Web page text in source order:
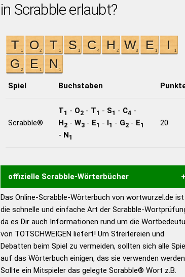
in Scrabble erlaubt?
Spiel Buchstaben
Scrabble®
T1 - O2- T1 - S1 - C4 -
H2- W3- E1 - I1 - G2- E1
- N1
20
offizielle Scrabble-Wörterbücher
Wortwurzel liefert mit Hilfe eines semantischen
Wortanalyse-Algorithmus gute Anhaltspunkte zu
Wortbedeutung, Worttrennung und Wortform, um die
Gültigkeit eines Wortes für das Scrabble-Spiel zu
bestimmen!
zugelassene Turnier Scrabble-
Wörterbücher sind:
Das Online-Scrabble-Wörterbuch von wortwurzel.de ist
die schnelle und einfache Art der Scrabble-
da es Dir auch Informationen rund um die
von TOTSCHWEIGEN liefert! Um Streitereien und
Debatten beim Spiel zu vermeiden, sollten sich alle
auf das Wörterbuch einigen, das sie verwenden
Sollte ein Mitspieler das gelegte Scrabble® Wort z.B.